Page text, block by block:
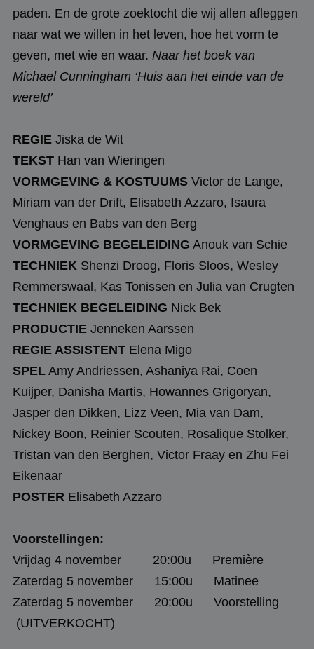
paden. En de grote zoektocht die wij allen afleggen
naar wat we willen in het leven, hoe het vorm te
geven, met wie en waar. Naar het boek van
Michael Cunningham ‘Huis aan het einde van de
wereld’
REGIE Jiska de Wit
TEKST Han van Wieringen
VORMGEVING & KOSTUUMS Victor de Lange,
Miriam van der Drift, Elisabeth Azzaro, Isaura
Venghaus en Babs van den Berg
VORMGEVING BEGELEIDING Anouk van Schie
TECHNIEK Shenzi Droog, Floris Sloos, Wesley
Remmerswaal, Kas Tonissen en Julia van Crugten
TECHNIEK BEGELEIDING Nick Bek
PRODUCTIE Jenneken Aarssen
REGIE ASSISTENT Elena Migo
SPEL Amy Andriessen, Ashaniya Rai, Coen
Kuijper, Danisha Martis, Howannes Grigoryan,
Jasper den Dikken, Lizz Veen, Mia van Dam,
Nickey Boon, Reinier Scouten, Rosalique Stolker,
Tristan van den Berghen, Victor Fraay en Zhu Fei
Eikenaar
POSTER Elisabeth Azzaro
Voorstellingen:
Vrijdag 4 november 20:00u
Première
Zaterdag 5 november 15:00u Matinee
Zaterdag 5 november 20:00u Voorstelling
(UITVERKOCHT)